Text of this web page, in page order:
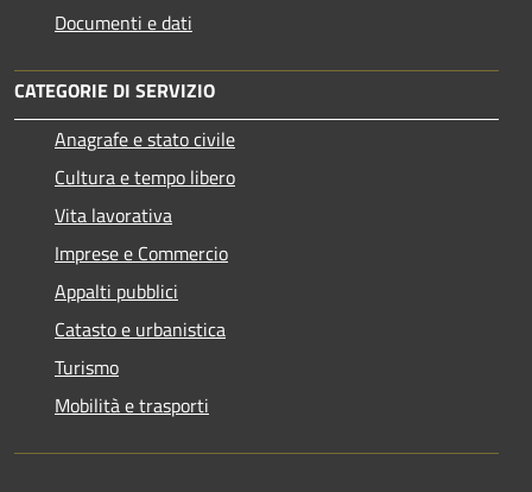
Documenti e dati
CATEGORIE DI SERVIZIO
Anagrafe e stato civile
Cultura e tempo libero
Vita lavorativa
Imprese e Commercio
Appalti pubblici
Catasto e urbanistica
Turismo
Mobilità e trasporti